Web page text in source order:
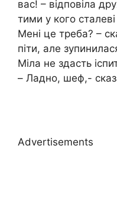
вас! – відповіла
тими у кого
Мені це треба? –
піти, але
Міла не здасть
– Ладно, шеф,-
Advertisements